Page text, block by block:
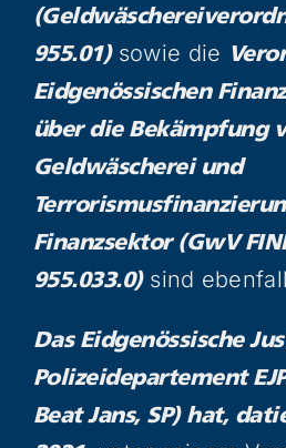
955.01)sowie die
Eidgenössischen
über die Bekämpfung
Geldwäscherei und
Finanzsektor (GwV
955.033.0)sind
Das Eidgenössische
Polizeidepartement
Beat Jans, SP) hat,